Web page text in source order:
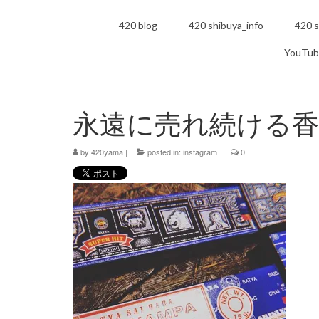
420 blog 420 shibuya_info 420
永遠に売れ続ける
by 420yama | posted in: instagram | 0